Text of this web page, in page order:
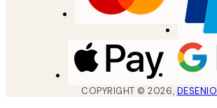
COPYRIGHT ©2026, DESENIO